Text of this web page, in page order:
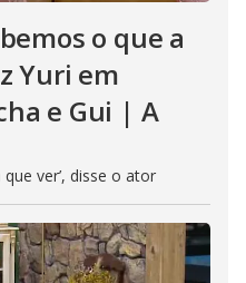
o que a
Yuri em
e Gui | A
ver’, disse o ator